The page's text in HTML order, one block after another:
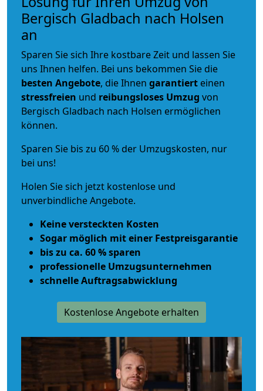
Bergisch Gladbach nach Holsen
an
Sparen Sie sich Ihre kostbare Zeit und lassen Sie
uns Ihnen helfen. Bei uns bekommen Sie die
besten Angebote, die Ihnen garantiert einen
stressfreien und reibungsloses Umzug von
Bergisch Gladbach nach Holsen ermöglichen
können.
Sparen Sie bis zu 60 % der Umzugskosten, nur
bei uns!
Holen Sie sich jetzt kostenlose und
unverbindliche Angebote.
Keine versteckten Kosten
Sogar möglich mit einer Festpreisgarantie
bis zu ca. 60 % sparen
professionelle Umzugsunternehmen
schnelle Auftragsabwicklung
Kostenlose Angebote erhalten